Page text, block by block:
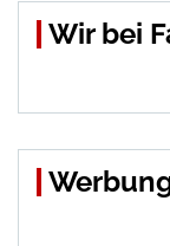
Wir bei